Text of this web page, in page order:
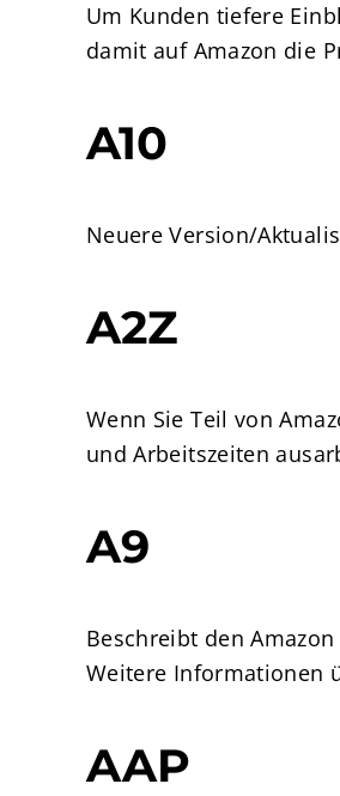
Um Kunden tiefere
damit auf Amazon die
A10
Neuere Version/
A2Z
Wenn Sie Teil von
und Arbeitszeiten
A9
Beschreibt den
Weitere Informationen
AAP